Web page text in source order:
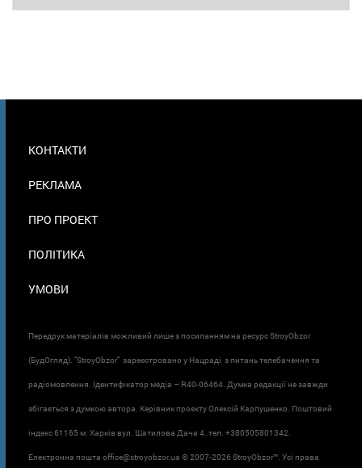
В
КОНТАКТИ
РЕКЛАМА
ПРО ПРОЕКТ
ПОЛІТИКА
УМОВИ
Передрук матеріалів можливий лише з посиланням на ресурс StroyObzor
(БудОгляд). "StroyObzor" зареєстровано у Нацраді з питань телебачення та
радіомовлення. Ідентифікатор медіа – R40-06464. Думка редакції не завжди
збігається з думкою автора. Керівник проєкту Олексій Карпушенко. Поштовий
індекс 61165 м. Харків вул. Шатилова Дача 4. тел. +380505801342.
Електронна пошта office@stroyobzor.ua © 2007-2026 StroyObzor™. Усі права